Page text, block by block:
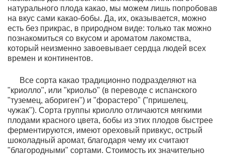
натурального плода какао, мы можем лишь попробовав
на вкус сами какао-бобы. Да, их, оказывается, можно
есть без прикрас, в природном виде: только так можно
познакомиться со вкусом и ароматом лакомства,
который неизменно завоевывает сердца людей всех
времен и континентов.
Все сорта какао традиционно подразделяют на
"криолло", или "криольо" (в переводе с испанского
"туземец, абориген") и "форастеро" ("пришелец,
чужак"). Сорта группы криолло отличаются мягкими
плодами красного цвета, бобы из этих плодов быстрее
ферментируются, имеют ореховый привкус, острый
шоколадный аромат, благодаря чему их считают
"благородными" сортами. Стоимость их значительно